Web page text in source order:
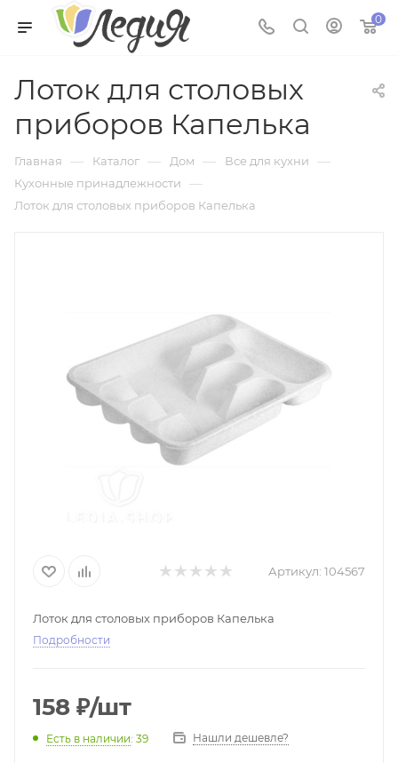
0
Лоток для столовых
приборов Капелька
Главная — Каталог — Дом — Все для кухни —
Кухонные принадлежности —
Лоток для столовых приборов Капелька
Артикул: 104567
Лоток для столовых приборов Капелька
Подробности
158 ₽/шт
Есть в наличии: 39 Нашли дешевле?